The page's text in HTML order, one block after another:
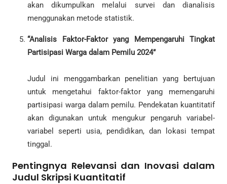
akan dikumpulkan melalui survei dan dianalisis
menggunakan metode statistik.
“Analisis Faktor-Faktor yang Mempengaruhi Tingkat
Partisipasi Warga dalam Pemilu 2024”
Judul ini menggambarkan penelitian yang bertujuan
untuk mengetahui faktor-faktor yang memengaruhi
partisipasi warga dalam pemilu. Pendekatan kuantitatif
akan digunakan untuk mengukur pengaruh variabel-
variabel seperti usia, pendidikan, dan lokasi tempat
tinggal.
Pentingnya Relevansi dan Inovasi dalam
Judul Skripsi Kuantitatif